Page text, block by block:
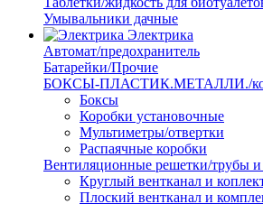
Умывальники дачные
Электрика
Автомат/предохранитель
Батарейки/Прочие
БОКСЫ-ПЛАСТИК.МЕТАЛЛИ./
Боксы
Коробки установочные
Мультиметры/отвертки
Распаячные коробки
Вентиляционные решетки/трубы и
Круглый вентканал и
Плоский вентканал и